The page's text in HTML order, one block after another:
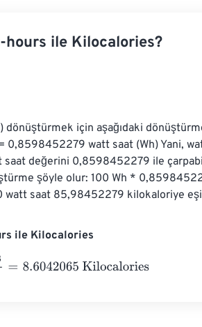
hours ile Kilocalories?
dönüştürmek için aşağıdaki
0,8598452279 watt saat (Wh) Yani,
değerini 0,8598452279 ile
şöyle olur: 100 Wh *
watt saat 85,98452279 kilokaloriye
ile Kilocalories
=8.6042065 Kilocalories